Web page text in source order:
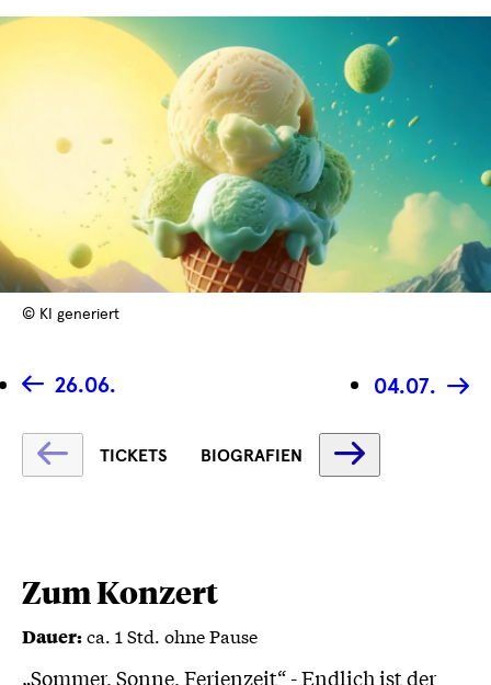
© KI generiert
26.06. 04.07.
Text
wird
TICKETS BIOGRAFIEN
wird
Zum Konzert
Dauer:ca. 1 Std. ohne Pause
„Sommer, Sonne, Ferienzeit“ - Endlich ist der